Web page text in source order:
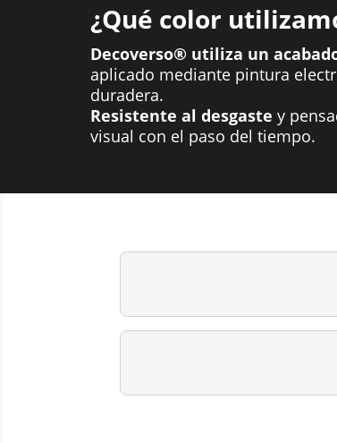
¿Qué color
Decoverso® utiliza un
aplicado mediante pintura
duradera.
Resistente al desgaste y
visual con el paso del tiempo.